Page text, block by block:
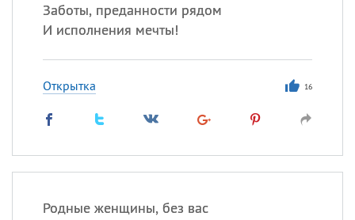
Заботы, преданности рядом
И исполнения мечты!
Открытка 16
Родные женщины, без вас